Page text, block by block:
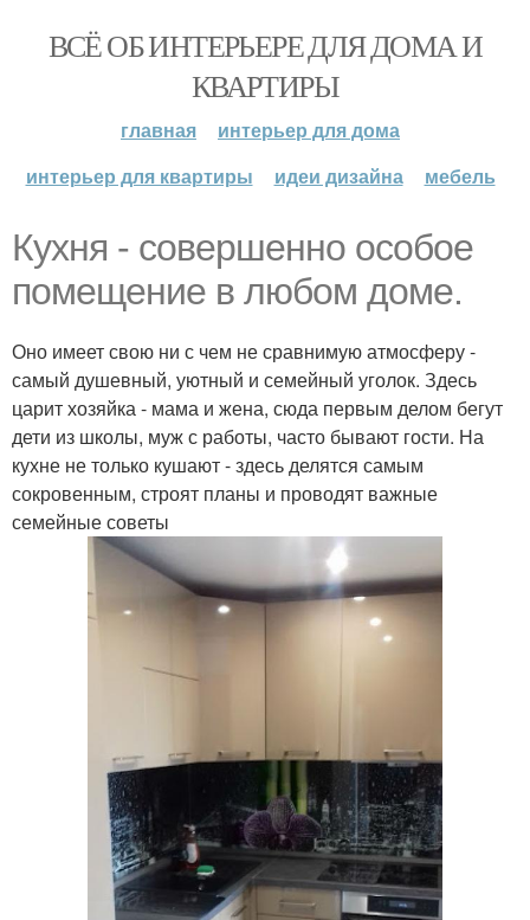
ВСЁ ОБ ИНТЕРЬЕРЕ ДЛЯ ДОМА И
КВАРТИРЫ
главная
интерьер для дома
интерьер для квартиры
идеи дизайна мебель
Кухня - совершенно особое
помещение в любом доме.
Оно имеет свою ни с чем не сравнимую атмосферу -
самый душевный, уютный и семейный уголок. Здесь
царит хозяйка - мама и жена, сюда первым делом бегут
дети из школы, муж с работы, часто бывают гости. На
кухне не только кушают - здесь делятся самым
сокровенным, строят планы и проводят важные
семейные советы